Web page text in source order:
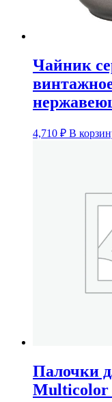
Чайник
4,710 ₽ В
Палочки
Multicolor